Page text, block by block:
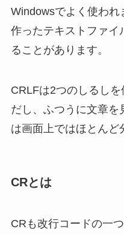
Windowsでよく使わ
作ったテキストファイ
ることがあります。
CRLFは2つのしるし
だし、ふつうに文章を
は画面上ではほとんど
CRとは
CRも改行コードの一つ